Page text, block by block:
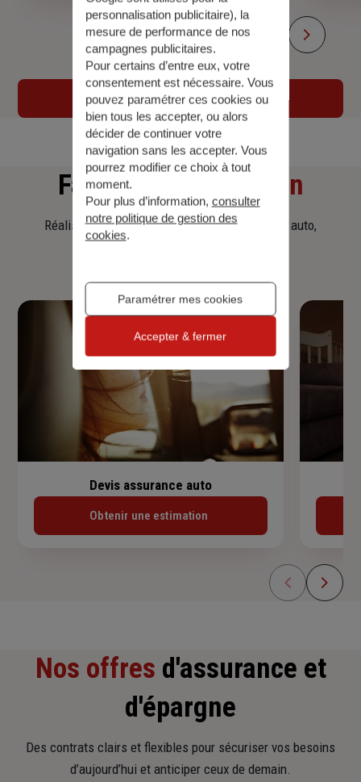
En savoir plus sur l'agence
Faites une simulation
Réalisez une simulation tarifaire d'assurance, auto,
Devis assurance auto
Obtenir une estimation
Nos offres d'assurance et
d'épargne
Des contrats clairs et flexibles pour sécuriser vos besoins
d’aujourd’hui et anticiper ceux de demain.
personnalisation publicitaire), la
mesure de performance de nos
campagnes publicitaires.
Pour certains d’entre eux, votre
consentement est nécessaire. Vous
pouvez paramétrer ces cookies ou
bien tous les accepter, ou alors
décider de continuer votre
navigation sans les accepter. Vous
pourrez modifier ce choix à tout
moment.
Pour plus d’information, consulter
notre politique de gestion des
cookies.
Paramétrer mes cookies
Accepter & fermer